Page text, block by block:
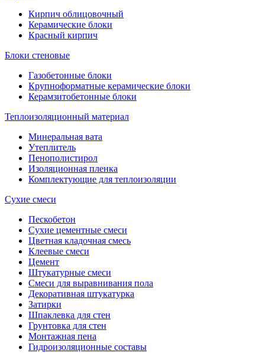
Кирпич облицовочный
Керамические блоки
Красный кирпич
Блоки стеновые
Газобетонные блоки
Крупноформатные керамические блоки
Керамзитобетонные блоки
Теплоизоляционный материал
Минеральная вата
Утеплитель
Пенополистирол
Изоляционная пленка
Комплектующие для теплоизоляции
Сухие смеси
Пескобетон
Сухие цементные смеси
Цветная кладочная смесь
Клеевые смеси
Цемент
Штукатурные смеси
Смеси для выравнивания пола
Декоративная штукатурка
Затирки
Шпаклевка для стен
Грунтовка для стен
Монтажная пена
Гидроизоляционные составы